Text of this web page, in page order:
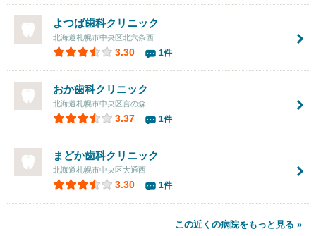
よつば歯科クリニック
北海道札幌市中央区北六条西
3.30 1件
おか歯科クリニック
北海道札幌市中央区宮の森
3.37 1件
まどか歯科クリニック
北海道札幌市中央区大通西
3.30 1件
この近くの病院をもっと見る »